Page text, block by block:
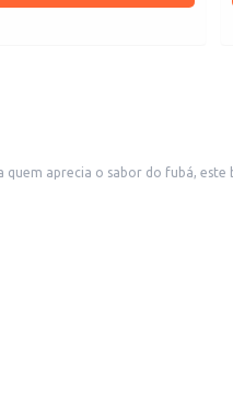
aprecia o sabor do fubá,
diário.